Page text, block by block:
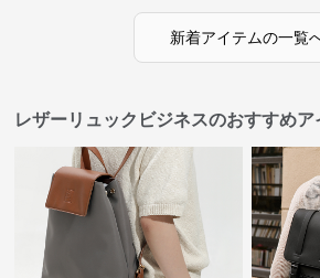
新着アイテムの一覧
レザーリュックビジネスのおすすめア